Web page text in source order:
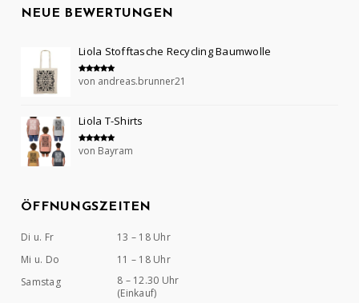
NEUE BEWERTUNGEN
Liola Stofftasche Recycling Baumwolle
Bewertet mit
von andreas.brunner21
Liola T-Shirts
Bewertet mit
von Bayram
ÖFFNUNGSZEITEN
Di u. Fr
13 – 18 Uhr
Mi u. Do
11 – 18 Uhr
Samstag
8 – 12.30 Uhr
(Einkauf)